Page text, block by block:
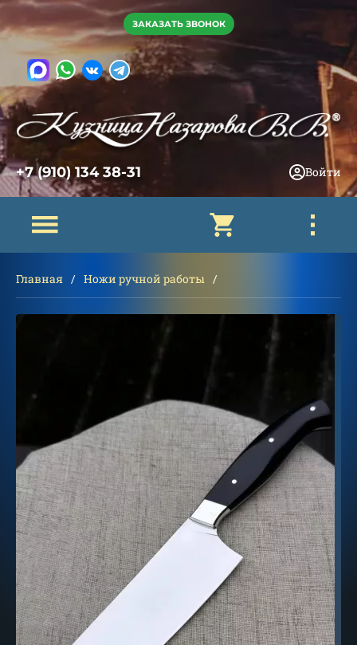
ЗАКАЗАТЬ ЗВОНОК
+7 (910) 134 38-31 Войти
Главная Ножи ручной работы